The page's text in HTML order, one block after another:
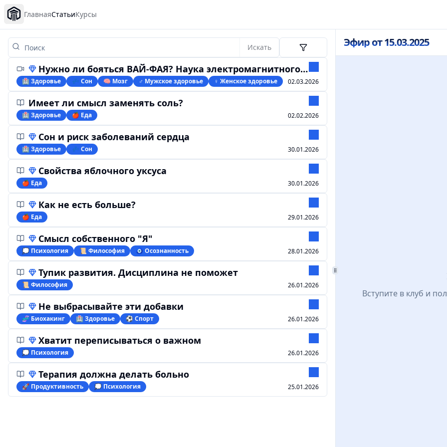
ГлавнаяСтатьиКурсы
Эфир от 15.03.2025
Вступите в клуб и
Искать
Нужно ли бояться ВАЙ-ФАЯ? Наука электромагнитного излучения
🏥 Здоровье 💤 Сон 🧠 Мозг ♂️ Мужское здоровье ♀ Женское здоровье 02.03.2026
Имеет ли смысл заменять соль?
🏥 Здоровье 🍎 Еда 02.02.2026
Сон и риск заболеваний сердца
🏥 Здоровье 💤 Сон 30.01.2026
Свойства яблочного уксуса
🍎 Еда 30.01.2026
Как не есть больше?
🍎 Еда 29.01.2026
Смысл собственного "Я"
💭 Психология 📜 Философия 🧿 Осознанность 28.01.2026
Тупик развития. Дисциплина не поможет
📜 Философия 26.01.2026
Не выбрасывайте эти добавки
🧬 Биохакинг 🏥 Здоровье ⚽️ Спорт 26.01.2026
Хватит переписываться о важном
💭 Психология 26.01.2026
Терапия должна делать больно
🚀 Продуктивность 💭 Психология 25.01.2026